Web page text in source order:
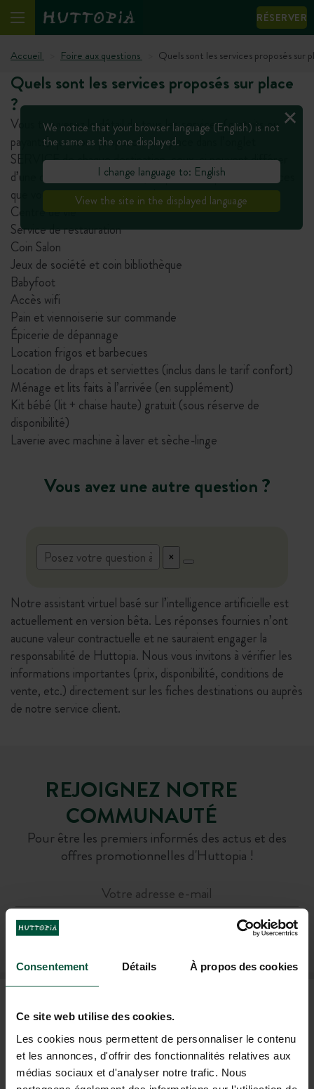
Consentement Détails À propos des cookies
Ce site web utilise des cookies.
Les cookies nous permettent de personnaliser le contenu
et les annonces, d'offrir des fonctionnalités relatives aux
médias sociaux et d'analyser notre trafic. Nous
RÉSERVER
Accueil Foire aux questions Quels sont les services proposés sur
Quels sont les services proposés sur place
?
Vous trouverez le détail de tous les services (gratuits ou
payants) que nous proposons sur place dans l’onglet
SERVICE de chaque destination, ceux-ci peuvent différer
d’une destination à l’autre. Quelques exemples des services
que vous pouvez trouver sur place:
Centre de vie
Service de restauration
Coin Salon
Jeux de société et coin bibliothèque
Babyfoot
Accès wifi
Pain et viennoiserie sur commande
Épicerie de dépannage
Location frigos et barbecues
Location de draps et serviettes (inclus dans le tarif confort)
Ménage et lits faits à l’arrivée (en supplément)
Kit bébé (lit + chaise haute) gratuit (sous réserve de
disponibilité)
Laverie avec machine à laver et sèche-linge
Vous avez une autre question ?
Notre assistant virtuel basé sur l’intelligence artificielle est
actuellement en version bêta. Les réponses fournies n’ont
aucune valeur contractuelle et ne sauraient engager la
responsabilité de Huttopia. Nous vous invitons à vérifier les
informations importantes (prix, disponibilité, conditions de
vente, etc.) directement sur les fiches destinations ou auprès
de notre service client.
We notice that your browser language (English) is not
the same as the one displayed.
I change language to: English
View the site in the displayed language
REJOIGNEZ NOTRE
COMMUNAUTÉ
Pour être les premiers informés des actus et des
offres promotionnelles d'Huttopia !
AIDE ET CONTACT